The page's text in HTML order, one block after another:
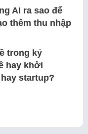
AI ra sao để
thêm thu nhập
trong kỷ
hay khởi
startup?